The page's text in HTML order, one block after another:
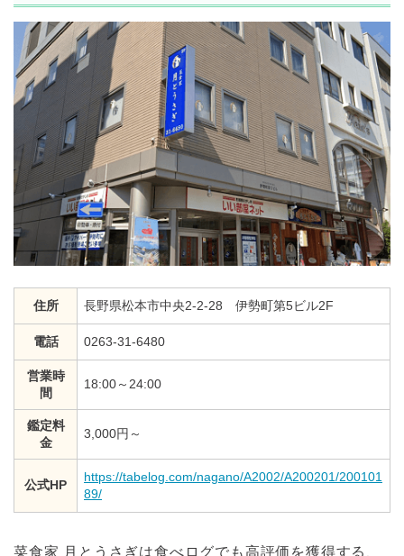
住所 長野県松本市中央2-2-28 伊勢町第5ビル2F
電話 0263-31-6480
営業時
間
18:00～24:00
鑑定料
金
3,000円～
公式HP
https://tabelog.com/nagano/A2002/A200201/200101
89/
菜食家 月とうさぎは食べログでも高評価を獲得する、